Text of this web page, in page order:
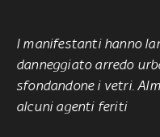
I manifestanti hanno
danneggiato arredo
sfondandone i vetri.
alcuni agenti feriti